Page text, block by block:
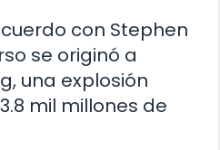
con Stephen
se originó a
una explosión
mil millones de